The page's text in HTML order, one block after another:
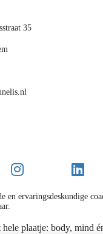
35
en ervaringsdeskundige
plaatje: body, mind